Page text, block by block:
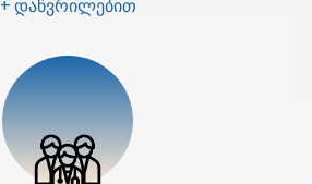
+ დაწვრილებით